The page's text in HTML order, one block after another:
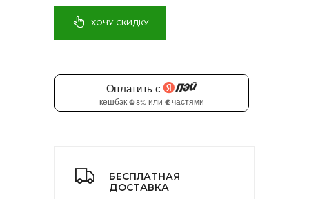
ХОЧУ СКИДКУ
БЕСПЛАТНАЯ
ДОСТАВКА